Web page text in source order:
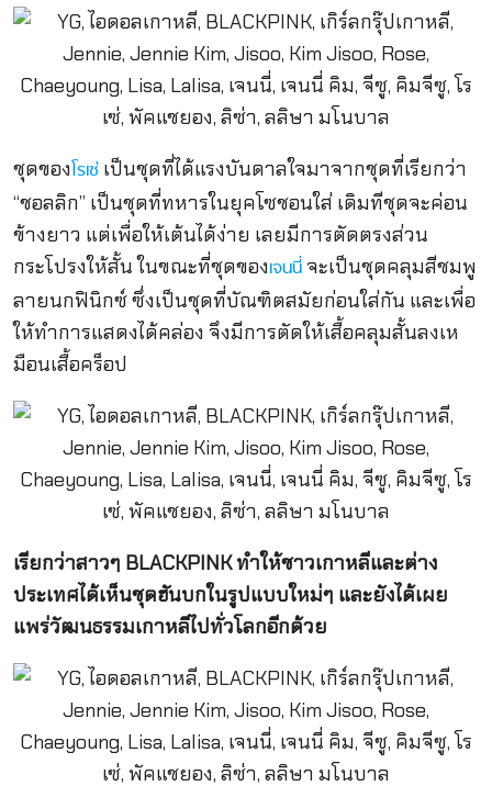
ชุดของโรเซ่เป็นชุดที่ได้แรงบันดาลใจมาจากชุดที่เรียกว่า
“ชอลลิก” เป็นชุดที่ทหารในยุคโซชอนใส่ เดิมทีชุดจะค่อน
ข้างยาว แต่เพื่อให้เต้นได้ง่าย เลยมีการตัดตรงส่วน
กระโปรงให้สั้น ในขณะที่ชุดของเจนนี่จะเป็นชุดคลุมสีชมพู
ลายนกฟินิกซ์ ซึ่งเป็นชุดที่บัณฑิตสมัยก่อนใส่กัน และเพื่อ
ให้ทำการแสดงได้คล่อง จึงมีการตัดให้เสื้อคลุมสั้นลงเห
มือนเสื้อคร็อป
เรียกว่าสาวๆ BLACKPINK ทำให้ชาวเกาหลีและต่าง
ประเทศได้เห็นชุดฮันบกในรูปแบบใหม่ๆ และยังได้เผย
แพร่วัฒนธรรมเกาหลีไปทั่วโลกอีกด้วย